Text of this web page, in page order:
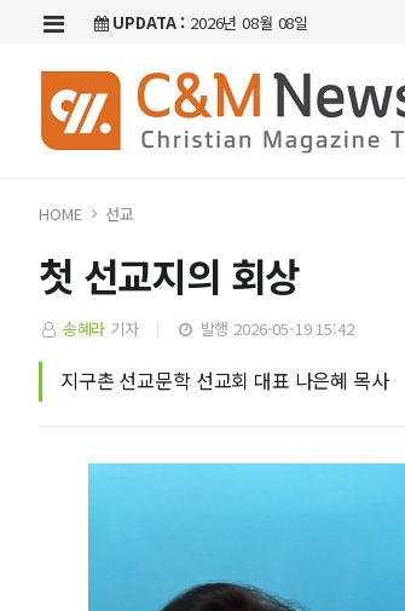
UPDATA : 2026년 08월 08일
HOME 선교
첫 선교지의 회상
송혜라 기자 발행 2026-05-19 15:42
지구촌 선교문학 선교회 대표 나은혜 목사